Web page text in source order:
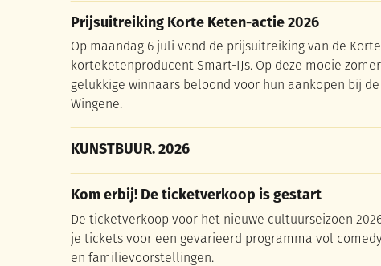
Prijsuitreiking Korte Keten-actie 2026
Prijsuitreiking Korte Keten-actie 2026
Op maandag 6 juli vond de prijsuitreiking van de
korteketenproducent Smart-IJs. Op deze mooie
gelukkige winnaars beloond voor hun aankopen bij
Wingene.
KUNSTBUUR. 2026
KUNSTBUUR. 2026
Kom erbij! De ticketverkoop is gestart
Kom erbij! De ticketverkoop is gestart
De ticketverkoop voor het nieuwe cultuurseizoen
je tickets voor een gevarieerd programma vol
en familievoorstellingen.